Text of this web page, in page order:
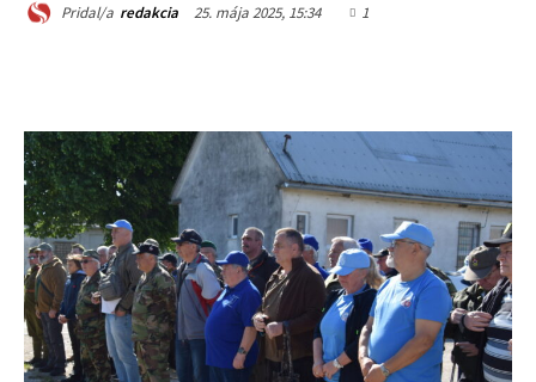
Pridal/a redakcia 25. mája 2025, 15:34 1